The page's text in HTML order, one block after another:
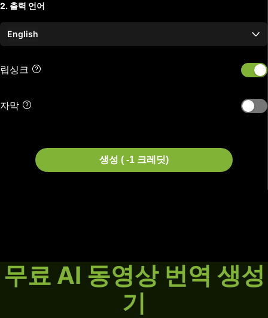
2. 출력 언어
English
립싱크
자막
생성 ( -1 크레딧)
무료 AI 동영상 번역 생성
기